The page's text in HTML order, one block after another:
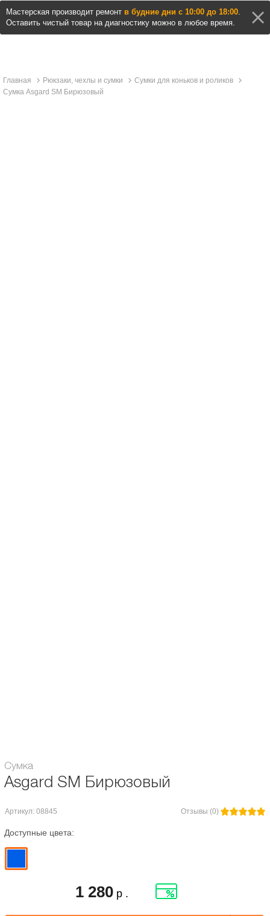
Мастерская производит ремонт в будние дни с 10:00 до 18:00.
Оставить чистый товар на диагностику можно в любое время.
Главная Рюкзаки, чехлы и сумки
Сумки для коньков и роликов
Сумка Asgard SM Бирюзовый
Сумка
Asgard SM Бирюзовый
Артикул: 08845 Отзывы (0)
Доступные цвета:
1 280р .